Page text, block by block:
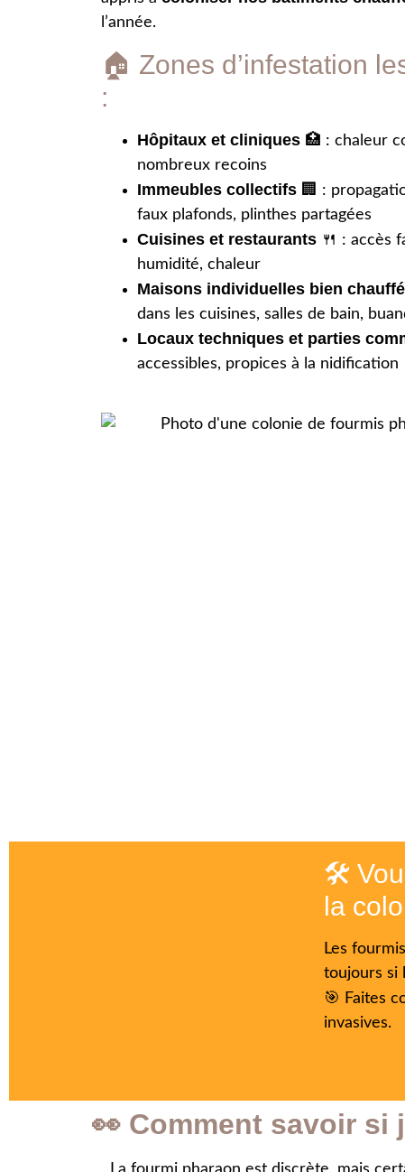
l’année.
🏠 Zones d’infestation
:
Hôpitaux et cliniques 🏥 : chaleur
nombreux recoins
Immeubles collectifs 🏢 :
faux plafonds, plinthes partagées
Cuisines et restaurants 🍴 : accès
humidité, chaleur
Maisons individuelles bien
dans les cuisines, salles de bain,
Locaux techniques et parties
accessibles, propices à la nidification
🛠️
la
Les
toujours si
🎯 Faites
invasives.
👀 Comment savoir si